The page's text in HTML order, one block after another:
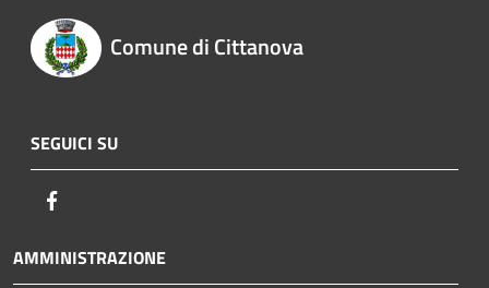
Comune di Cittanova
SEGUICI SU
AMMINISTRAZIONE